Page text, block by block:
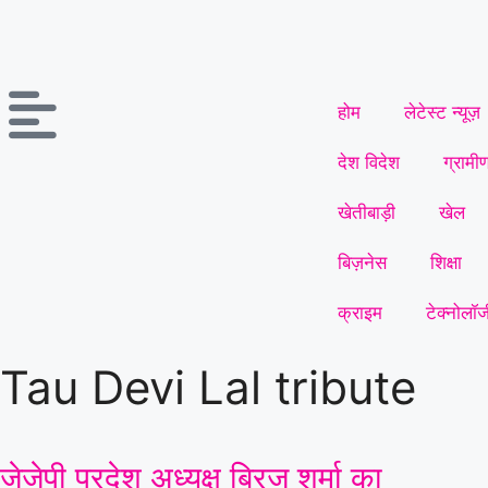
होम लेटेस्ट न्यूज़
देश विदेश
खेतीबाड़ी खेल
बिज़नेस शिक्षा
क्राइम
Tau Devi Lal tribute
जेजेपी प्रदेश अध्यक्ष ब्रिज शर्मा का